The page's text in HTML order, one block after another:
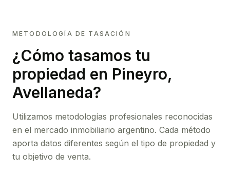
METODOLOGÍA DE TASACIÓN
¿Cómo tasamos tu
propiedad en Pineyro,
Avellaneda?
Utilizamos metodologías profesionales reconocidas
en el mercado inmobiliario argentino. Cada método
aporta datos diferentes según el tipo de propiedad y
tu objetivo de venta.